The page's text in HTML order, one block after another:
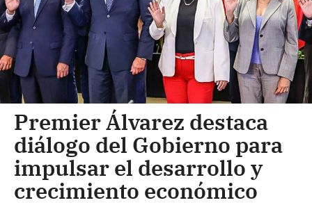
Premier Álvarez destaca
diálogo del Gobierno para
impulsar el desarrollo y
crecimiento económico